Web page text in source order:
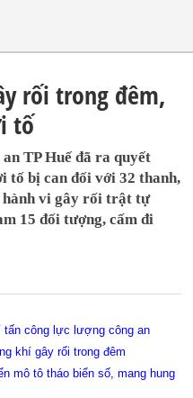
rối trong đêm,
tố
TP Huế đã ra quyết
tố bị can đối với 32 thanh,
hành vi gây rối trật tự
15 đối tượng, cấm đi
tấn công lực lượng công an
khí gây rối trong đêm
mô tô tháo biển số, mang hung